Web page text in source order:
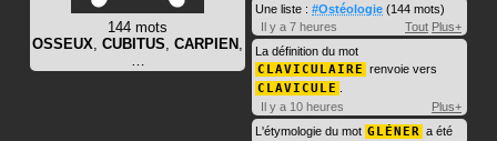
144 mots
OSSEUX CUBITUS CARPIEN
Une liste : #Ostéologie (144 mots)
Il y a 7 heures
Tout Plus+
La définition du mot
CLAVICULAIRE renvoie vers
CLAVICULE
Il y a 10 heures
Plus+
L'étymologie du mot GLÉNER a été